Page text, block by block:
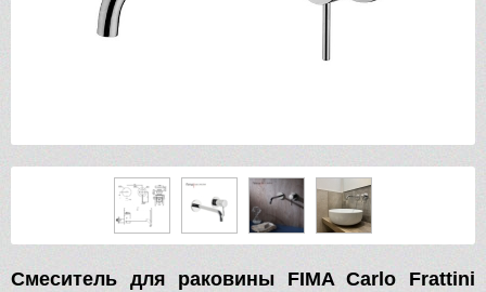
Смеситель для раковины FIMA Carlo Frattini